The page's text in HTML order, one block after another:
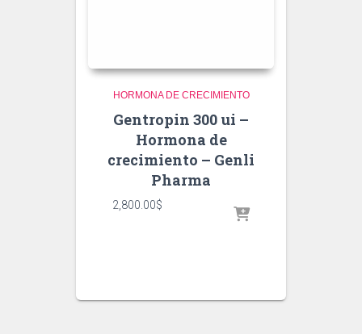
HORMONA DE CRECIMIENTO
Gentropin 300 ui –
Hormona de
crecimiento – Genli
Pharma
2,800.00$